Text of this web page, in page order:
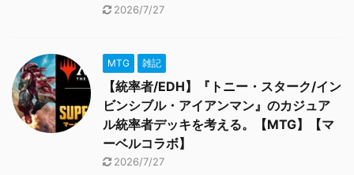
2026/7/27
MTG 雑記
【統率者/EDH】『トニー・スターク/イン
ビンシブル・アイアンマン』のカジュア
ル統率者デッキを考える。【MTG】【マ
ーベルコラボ】
2026/7/27